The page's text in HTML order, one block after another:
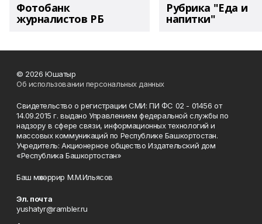
Фотобанк
журналистов РБ
Рубрика "Еда и
напитки"
© 2026 Юшатыр
Об использовании персональных данных
Свидетельство о регистрации СМИ: ПИ ФС 02 - 01456 от
14.09.2015 г. выдано Управлением федеральной службы по
надзору в сфере связи, информационных технологий и
массовых коммуникаций по Республике Башкортостан.
Учредитель: Акционерное общество Издательский дом
«Республика Башкортостан»
Баш мөхәррир М.М.Ильясов
Эл. почта
yushatyr@rambler.ru